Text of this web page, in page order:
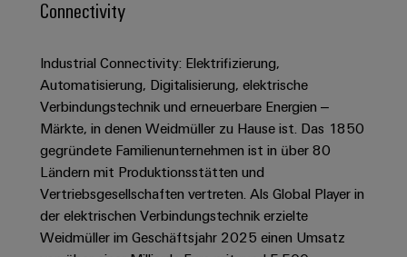
für
effizient,
zuverlässig,
skalierbar
Energiespeicher
Lösungen
und
Produkte
Energiespeichersysteme
(ESS)
OS
Computing
Industrial
5G
Single
Pair
Ethernet
und
-
komponenten
Anschlussleitungen,
Patchkabel
und
Kabel
Beratung
und
digitale
Planung
easyConnect
-
Ihre
Industrial
Service
Distribution
für
unsere
Partner
Vertrieb
Großhandelssuche
Unser
Nachhaltigkeit
Weidmüller
Academy
People
&
Culture
Für
Werkstudententätigkeiten
Praktika
Abschlussarbeiten
Neuanfang
für
Studienabbrecher
Connectivity
Industrial Connectivity: Elektrifizierung,
Automatisierung, Digitalisierung, elektrische
Verbindungstechnik und erneuerbare Energien –
Märkte, in denen Weidmüller zu Hause ist. Das 1850
gegründete Familienunternehmen ist in über 80
Ländern mit Produktionsstätten und
Vertriebsgesellschaften vertreten. Als Global Player in
der elektrischen Verbindungstechnik erzielte
Weidmüller im Geschäftsjahr 2025 einen Umsatz